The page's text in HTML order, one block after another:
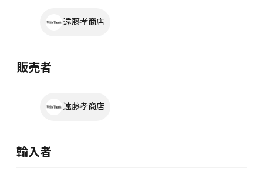
遠藤孝商店
販売者
遠藤孝商店
輸入者